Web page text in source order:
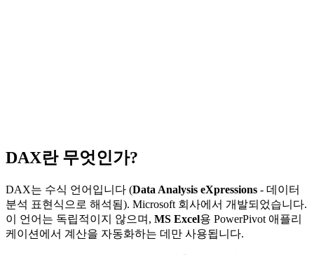
DAX란 무엇인가?
DAX는 수식 언어입니다 (Data Analysis eXpressions - 데이터
분석 표현식으로 해석됨). Microsoft 회사에서 개발되었습니다.
이 언어는 독립적이지 않으며, MS Excel용 PowerPivot 애플리
케이션에서 계산을 자동화하는 데만 사용됩니다.